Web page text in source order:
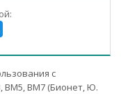
с
ВМ5, ВМ7 (Бионет, Ю.